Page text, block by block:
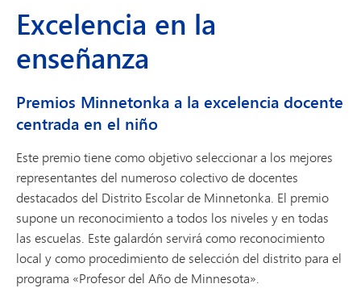
Excelencia en la
enseñanza
Premios Minnetonka a la excelencia docente
centrada en el niño
Este premio tiene como objetivo seleccionar a los mejores
representantes del numeroso colectivo de docentes
destacados del Distrito Escolar de Minnetonka. El premio
supone un reconocimiento a todos los niveles y en todas
las escuelas. Este galardón servirá como reconocimiento
local y como procedimiento de selección del distrito para el
programa «Profesor del Año de Minnesota».